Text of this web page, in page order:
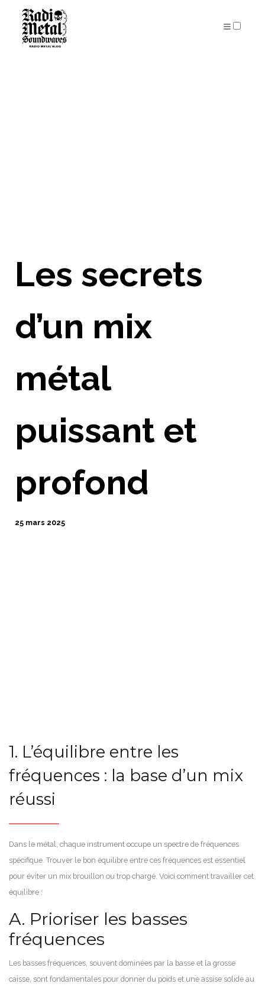
Les secrets
d’un mix
métal
puissant et
profond
25 mars 2025
1. L’équilibre entre les
fréquences : la base d’un mix
réussi
Dans le métal, chaque instrument occupe un spectre de fréquences
spécifique. Trouver le bon équilibre entre ces fréquences est essentiel
pour éviter un mix brouillon ou trop chargé. Voici comment travailler cet
équilibre :
A. Prioriser les basses
fréquences
Les basses fréquences, souvent dominées par la basse et la grosse
caisse, sont fondamentales pour donner du poids et une assise solide au